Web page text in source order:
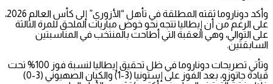
وأكد دوناروما ثقته المطلقة في تأهل “الأزوري” إلى كأس العالم 2026،
على الرغم من أن إيطاليا تتجه نحو خوض مباريات الملحق للمرة الثالثة
على التوالي، وهي العقبة التي أطاحت بالمنتخب في المناسبتين
السابقتين.
وتأتي تصريحات دوناروما في ظل تحقيق إيطاليا لنسبة فوز 100% تحت
قيادة جاتوزو، بعد الفوز على إستونيا (3-1) والكيان الصهيوني (3-0)